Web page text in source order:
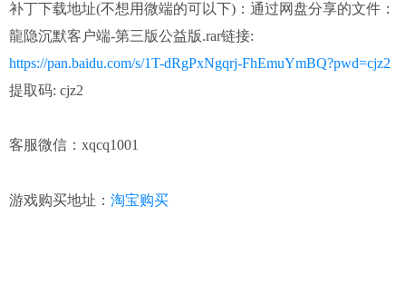
补丁下载地址(不想用微端的可以下)： 通过网盘分享的文件：
龍隐沉默客户端-第三版公益版.rar链接:
https://pan.baidu.com/s/1T-dRgPxNgqrj-FhEmuYmBQ?pwd=cjz2
提取码: cjz2
客服微信：xqcq1001
游戏购买地址： 淘宝购买